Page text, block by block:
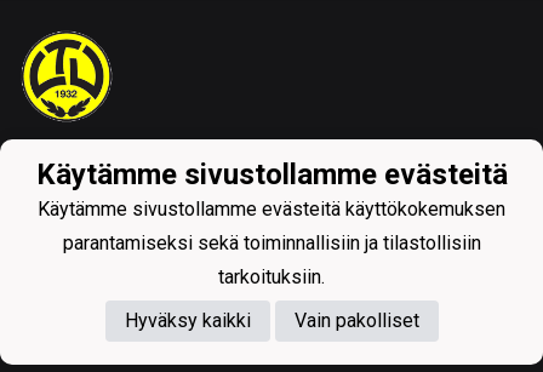
Tietosuojaseloste
Powered by
Käytämme sivustollamme evästeitä
Käytämme sivustollamme evästeitä käyttökokemuksen
parantamiseksi sekä toiminnallisiin ja tilastollisiin
tarkoituksiin.
Hyväksy kaikki
Vain pakolliset